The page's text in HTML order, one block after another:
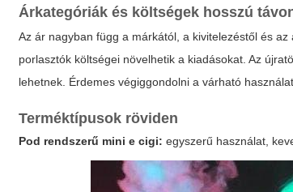
Árkategóriák és költségek hosszú
Az ár nagyban függ a márkától, a kivitelezéstől és
porlasztók költségei növelhetik a kiadásokat. Az
lehetnek. Érdemes végiggondolni a várható
Terméktípusok röviden
Pod rendszerű mini e cigi: egyszerű használat,